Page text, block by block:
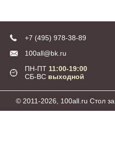
+7 (495) 978-38-89
100all@bk.ru
ПН-ПТ 11:00-19:00
СБ-ВС выходной
© 2011-2026, 100all.ru Стол